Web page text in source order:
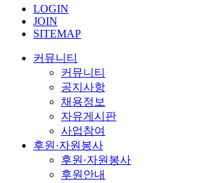
LOGIN
JOIN
SITEMAP
커뮤니티
커뮤니티
공지사항
채용정보
자유게시판
사업참여
후원·자원봉사
후원·자원봉사
후원안내